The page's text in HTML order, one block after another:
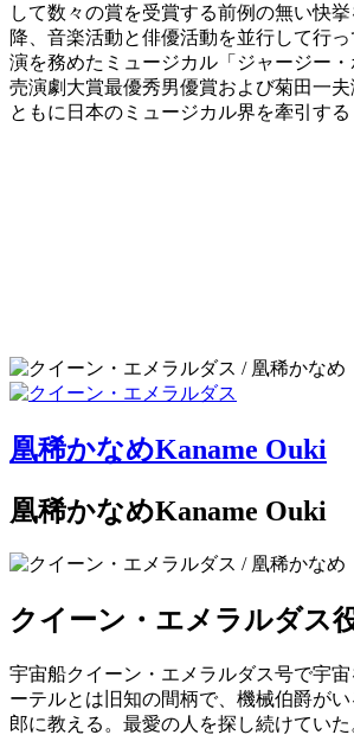
して数々の賞を受賞する前例の無い快
降、音楽活動と俳優活動を並行して行
演を務めたミュージカル「ジャージー
売演劇大賞最優秀男優賞および菊田一
ともに日本のミュージカル界を牽引する
凰稀かなめKaname Ouki
凰稀かなめKaname Ouki
クイーン・エメラルダス
宇宙船クイーン・エメラルダス号で宇
ーテルとは旧知の間柄で、機械伯爵が
郎に教える。最愛の人を探し続けていた